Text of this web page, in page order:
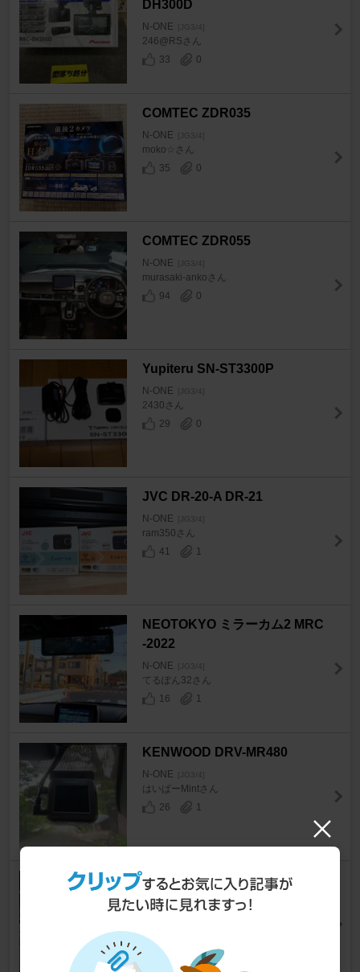
DH300D
N-ONE [JG3/4]
246@RSさん
33
0
COMTEC ZDR035
N-ONE [JG3/4]
moko☆さん
35
0
COMTEC ZDR055
N-ONE [JG3/4]
murasaki-ankoさん
94
0
Yupiteru SN-ST3300P
N-ONE [JG3/4]
2430さん
29
0
JVC DR-20-A DR-21
N-ONE [JG3/4]
ram350さん
41
1
NEOTOKYO ミラーカム2 MRC
-2022
N-ONE [JG3/4]
てるぽん32さん
16
1
KENWOOD DRV-MR480
N-ONE [JG3/4]
はいぱーMintさん
26
1
AUTO-VOX V5pro
N-ONE [JG3/4]